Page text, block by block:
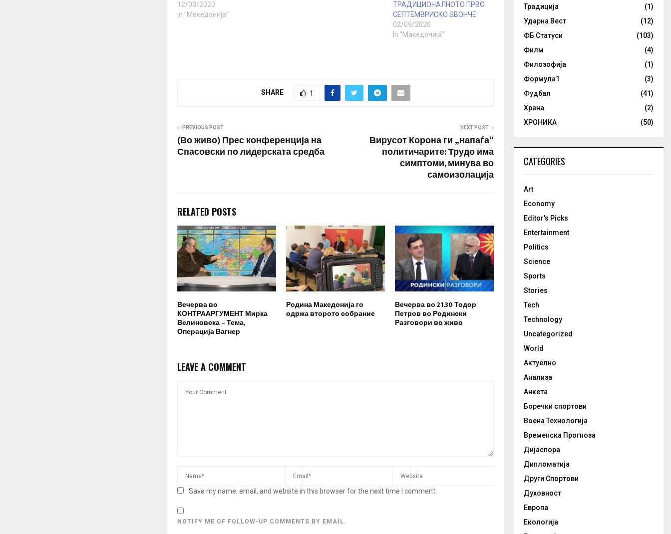
12/03/2020
In "Македонија"
ТРАДИЦИОНАЛНОТО ПРВО
СЕПТЕМВРИСКО ЅВОНЧЕ
02/09/2020
In "Македонија"
SHARE 1
PREVIOUS POST
(Во живо) Прес конференција на
Спасовски по лидерската средба
NEXT POST
Вирусот Корона ги „напаѓа“
политичарите: Трудо има
симптоми, минува во
самоизолација
RELATED POSTS
Вечерва во
КОНТРААРГУМЕНТ Мирка
Велиновска – Тема,
Операција Вагнер
Родина Македонија го
одржа второто собрание
Вечерва во 21.30 Тодор
Петров во Родински
Разговори во живо
LEAVE A COMMENT
Save my name, email, and website in this browser for the next time I comment.
NOTIFY ME OF FOLLOW-UP COMMENTS BY EMAIL.
Традиција
(1)
Ударна Вест
(12)
ФБ Статуси
(103)
Филм
(4)
Филозофија
(1)
Формула1
(3)
Фудбал
(41)
Храна
(2)
ХРОНИКА
(50)
CATEGORIES
Art
Economy
Editor's Picks
Entertainment
Politics
Science
Sports
Stories
Tech
Technology
Uncategorized
World
Актуелно
Анализа
Анкета
Боречки спортови
Воена Технологија
Временска Прогноза
Дијаспора
Дипломатија
Други Спортови
Духовност
Европа
Екологија